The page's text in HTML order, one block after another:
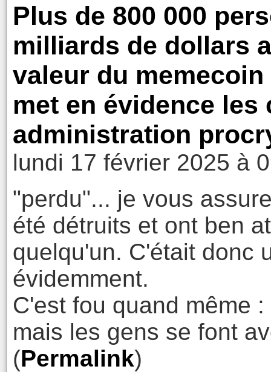
Plus de 800 000
milliards de dollars
valeur du
met en évidence
administration
lundi 17 février 2025 à
"perdu"... je vous
été détruits et ont ben
quelqu'un. C'était donc
évidemment.
C'est fou quand même
mais les gens se font
(Permalink)